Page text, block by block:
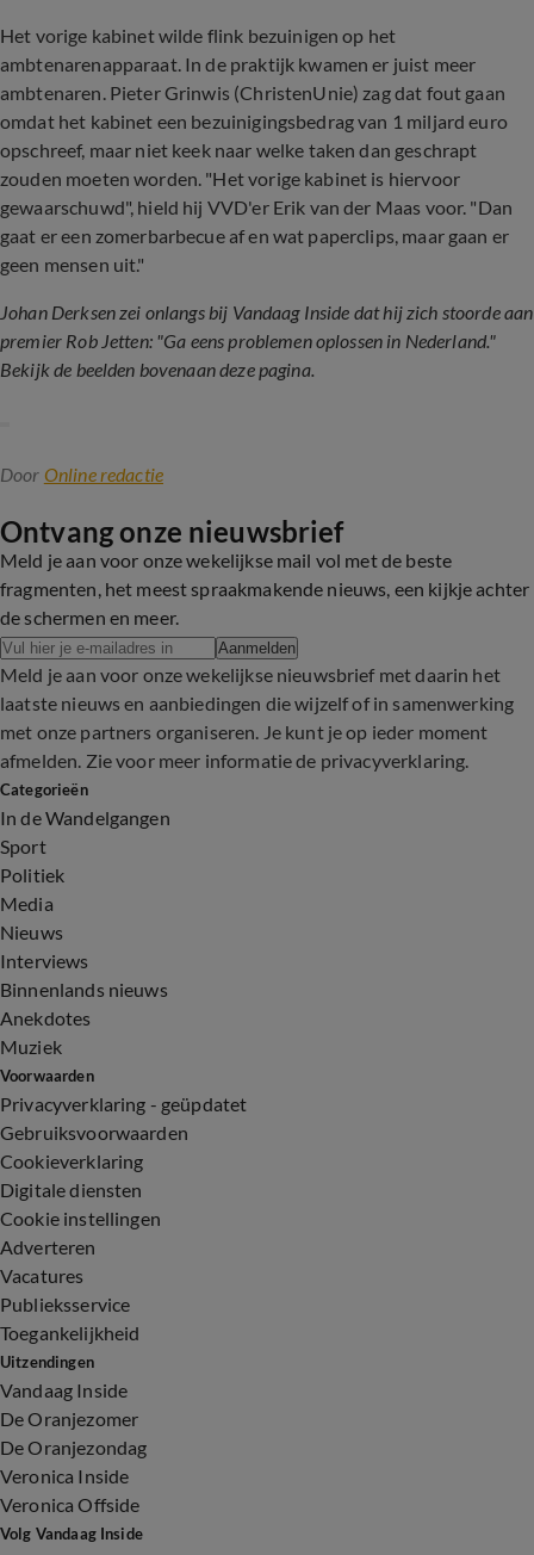
Het vorige kabinet wilde flink bezuinigen op het
ambtenarenapparaat. In de praktijk kwamen er juist meer
ambtenaren. Pieter Grinwis (ChristenUnie) zag dat fout gaan
omdat het kabinet een bezuinigingsbedrag van 1 miljard euro
opschreef, maar niet keek naar welke taken dan geschrapt
zouden moeten worden. "Het vorige kabinet is hiervoor
gewaarschuwd", hield hij VVD'er Erik van der Maas voor. "Dan
gaat er een zomerbarbecue af en wat paperclips, maar gaan er
geen mensen uit."
Johan Derksen zei onlangs bij Vandaag Inside dat hij zich stoorde aan
premier Rob Jetten: "Ga eens problemen oplossen in Nederland."
Bekijk de beelden bovenaan deze pagina.
Door Online redactie
Ontvang onze nieuwsbrief
Meld je aan voor onze wekelijkse mail vol met de beste
fragmenten, het meest spraakmakende nieuws, een kijkje achter
de schermen en meer.
Aanmelden
Meld je aan voor onze wekelijkse nieuwsbrief met daarin het
laatste nieuws en aanbiedingen die wijzelf of in samenwerking
met onze partners organiseren. Je kunt je op ieder moment
afmelden. Zie voor meer informatie de privacyverklaring.
Categorieën
In de Wandelgangen
Sport
Politiek
Media
Nieuws
Interviews
Binnenlands nieuws
Anekdotes
Muziek
Voorwaarden
Privacyverklaring - geüpdatet
Gebruiksvoorwaarden
Cookieverklaring
Digitale diensten
Cookie instellingen
Adverteren
Vacatures
Publieksservice
Toegankelijkheid
Uitzendingen
Vandaag Inside
De Oranjezomer
De Oranjezondag
Veronica Inside
Veronica Offside
Volg Vandaag Inside